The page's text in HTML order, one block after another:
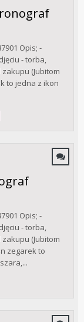
Opis; -
- torba,
(Jubitom
to jedna z ikon
Opis; -
- torba,
(Jubitom
zegarek to